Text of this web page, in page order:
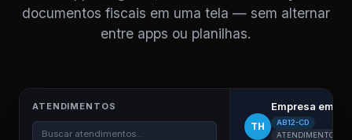
documentos fiscais em uma tela — sem alternar
entre apps ou planilhas.
ATENDIMENTOS
Buscar atendimentos...
TH
Empresa em
AB12-CD
ATENDIMENTO